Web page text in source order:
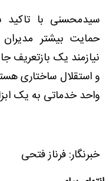
سیدمحسنی با تاکید
حمایت بیشتر مدیران
نیازمند یک بازتعریف
و استقلال ساختاری
واحد خدماتی به یک
خبرنگار: فرناز فتحی